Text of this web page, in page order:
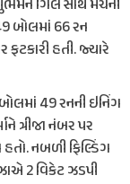
ગિલ સાથે મેચની
બોલમાં 66 રન
હતી. જ્યારે
49 રનની ઇનિંગ
ત્રીજા નંબર પર
નબળી ફિલ્ડિંગ
2 વિકેટ ઝડપી